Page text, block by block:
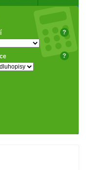
?
?